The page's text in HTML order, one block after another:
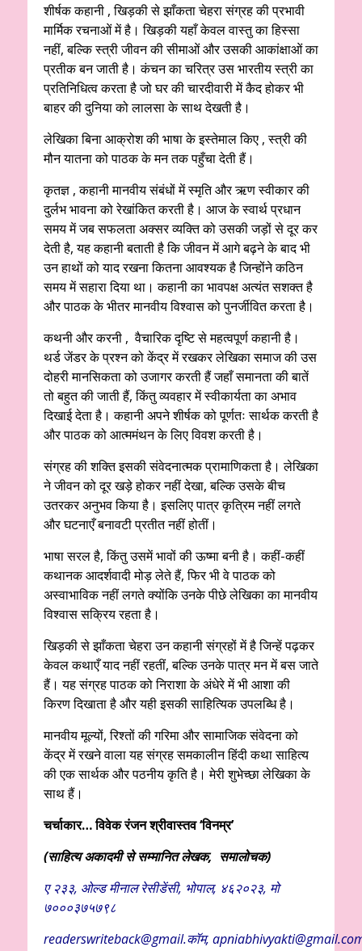
शीर्षक कहानी , खिड़की से झाँकता चेहरा संग्रह की प्रभावी
मार्मिक रचनाओं में है। खिड़की यहाँ केवल वास्तु का हिस्सा
नहीं, बल्कि स्त्री जीवन की सीमाओं और उसकी आकांक्षाओं का
प्रतीक बन जाती है। कंचन का चरित्र उस भारतीय स्त्री का
प्रतिनिधित्व करता है जो घर की चारदीवारी में कैद होकर भी
बाहर की दुनिया को लालसा के साथ देखती है।
लेखिका बिना आक्रोश की भाषा के इस्तेमाल किए , स्त्री की
मौन यातना को पाठक के मन तक पहुँचा देती हैं।
कृतज्ञ , कहानी मानवीय संबंधों में स्मृति और ऋण स्वीकार की
दुर्लभ भावना को रेखांकित करती है। आज के स्वार्थ प्रधान
समय में जब सफलता अक्सर व्यक्ति को उसकी जड़ों से दूर कर
देती है, यह कहानी बताती है कि जीवन में आगे बढ़ने के बाद भी
उन हाथों को याद रखना कितना आवश्यक है जिन्होंने कठिन
समय में सहारा दिया था। कहानी का भावपक्ष अत्यंत सशक्त है
और पाठक के भीतर मानवीय विश्वास को पुनर्जीवित करता है।
कथनी और करनी , वैचारिक दृष्टि से महत्वपूर्ण कहानी है।
थर्ड जेंडर के प्रश्न को केंद्र में रखकर लेखिका समाज की उस
दोहरी मानसिकता को उजागर करती हैं जहाँ समानता की बातें
तो बहुत की जाती हैं, किंतु व्यवहार में स्वीकार्यता का अभाव
दिखाई देता है। कहानी अपने शीर्षक को पूर्णतः सार्थक करती है
और पाठक को आत्ममंथन के लिए विवश करती है।
संग्रह की शक्ति इसकी संवेदनात्मक प्रामाणिकता है। लेखिका
ने जीवन को दूर खड़े होकर नहीं देखा, बल्कि उसके बीच
उतरकर अनुभव किया है। इसलिए पात्र कृत्रिम नहीं लगते
और घटनाएँ बनावटी प्रतीत नहीं होतीं।
भाषा सरल है, किंतु उसमें भावों की ऊष्मा बनी है। कहीं-कहीं
कथानक आदर्शवादी मोड़ लेते हैं, फिर भी वे पाठक को
अस्वाभाविक नहीं लगते क्योंकि उनके पीछे लेखिका का मानवीय
विश्वास सक्रिय रहता है।
खिड़की से झाँकता चेहरा उन कहानी संग्रहों में है जिन्हें पढ़कर
केवल कथाएँ याद नहीं रहतीं, बल्कि उनके पात्र मन में बस जाते
हैं। यह संग्रह पाठक को निराशा के अंधेरे में भी आशा की
किरण दिखाता है और यही इसकी साहित्यिक उपलब्धि है।
मानवीय मूल्यों, रिश्तों की गरिमा और सामाजिक संवेदना को
केंद्र में रखने वाला यह संग्रह समकालीन हिंदी कथा साहित्य
की एक सार्थक और पठनीय कृति है। मेरी शुभेच्छा लेखिका के
साथ हैं।
चर्चाकार… विवेक रंजन श्रीवास्तव ‘विनम्र’
(साहित्य अकादमी से सम्मानित लेखक, समालोचक)
ए २३३, ओल्ड मीनाल रेसीडेंसी, भोपाल, ४६२०२३, मो
७०००३७५७९८
readerswriteback@gmail.कॉम,